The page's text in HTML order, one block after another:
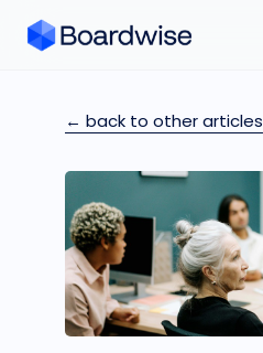
← back to other articles